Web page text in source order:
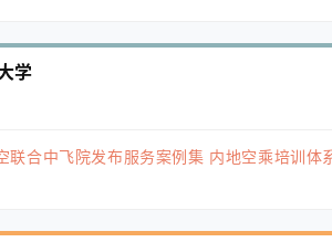
学
联合中飞院发布服务案例集 内地空乘培训体